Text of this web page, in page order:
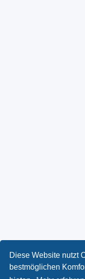
Diese Website nutzt
bestmöglichen